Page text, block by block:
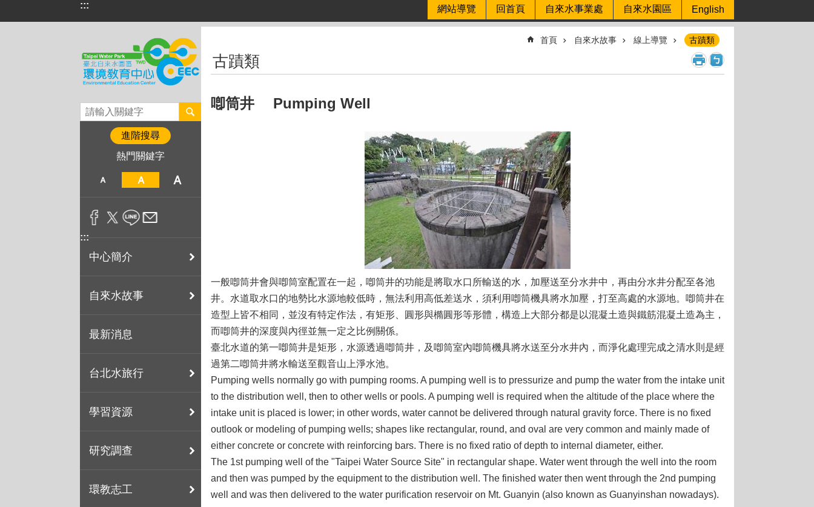
跳到主要內容區塊
::: 網站導覽 回首頁 自來水事業處 自來水園區 English
進階搜尋
熱門關鍵字
:::
中心簡介
自來水故事
最新消息
台北水旅行
學習資源
研究調查
環教志工
首頁 自來水故事 線上導覽 古蹟類
古蹟類
喞筒井 Pumping Well
一般喞筒井會與喞筒室配置在一起，喞筒井的功能是將取水口所輸送的水，加壓送至分水井中，再由分水井分配至各池
井。水道取水口的地勢比水源地較低時，無法利用高低差送水，須利用喞筒機具將水加壓，打至高處的水源地。喞筒井在
造型上皆不相同，並沒有特定作法，有矩形、圓形與橢圓形等形體，構造上大部分都是以混凝土造與鐵筋混凝土造為主，
而喞筒井的深度與內徑並無一定之比例關係。
臺北水道的第一喞筒井是矩形，水源透過喞筒井，及喞筒室內喞筒機具將水送至分水井內，而淨化處理完成之清水則是經
過第二喞筒井將水輸送至觀音山上淨水池。
Pumping wells normally go with pumping rooms. A pumping well is to pressurize and pump the water from the intake unit
to the distribution well, then to other wells or pools. A pumping well is required when the altitude of the place where the
intake unit is placed is lower; in other words, water cannot be delivered through natural gravity force. There is no fixed
outlook or modeling of pumping wells; shapes like rectangular, round, and oval are very common and mainly made of
either concrete or concrete with reinforcing bars. There is no fixed ratio of depth to internal diameter, either.
The 1st pumping well of the "Taipei Water Source Site" in rectangular shape. Water went through the well into the room
and then was pumped by the equipment to the distribution well. The finished water then went through the 2nd pumping
well and was then delivered to the water purification reservoir on Mt. Guanyin (also known as Guanyinshan nowadays).